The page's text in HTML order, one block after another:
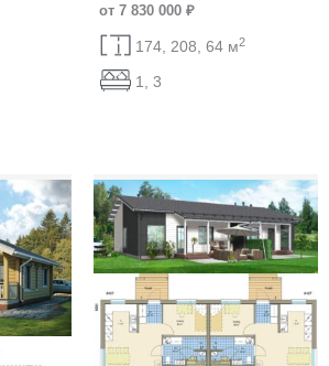
от 7 830 000 ₽
174, 208, 64 м2
1, 3